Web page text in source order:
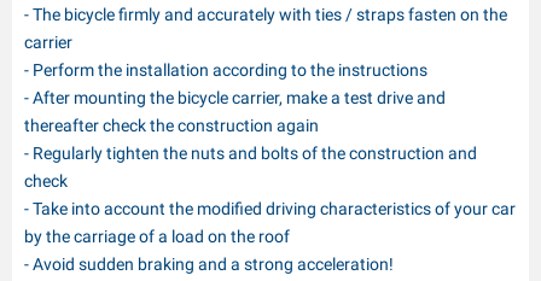
- The bicycle firmly and accurately with ties / straps fasten on the
carrier
- Perform the installation according to the instructions
- After mounting the bicycle carrier, make a test drive and
thereafter check the construction again
- Regularly tighten the nuts and bolts of the construction and
check
- Take into account the modified driving characteristics of your car
by the carriage of a load on the roof
- Avoid sudden braking and a strong acceleration!